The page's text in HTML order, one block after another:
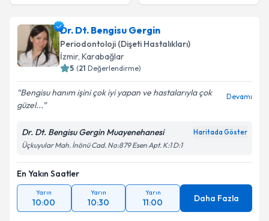
Dr. Dt. Bengisu Gergin
Periodontoloji (Dişeti Hastalıkları)
İzmir, Karabağlar
5 (21 Değerlendirme)
Bengisu hanım işini çok iyi yapan ve hastalarıyla çok
güzel...
Devamı
Dr. Dt. Bengisu Gergin Muayenehanesi Haritada Göster
Üçkuyular Mah. İnönü Cad. No:879 Esen Apt. K:1 D:1
En Yakın Saatler
Yarın
10:00
Yarın
10:30
Yarın
11:00 Daha Fazla